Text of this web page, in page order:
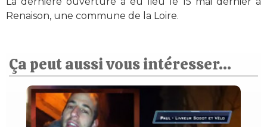
Renaison, une commune de la Loire.
Ça peut aussi vous intéresser...